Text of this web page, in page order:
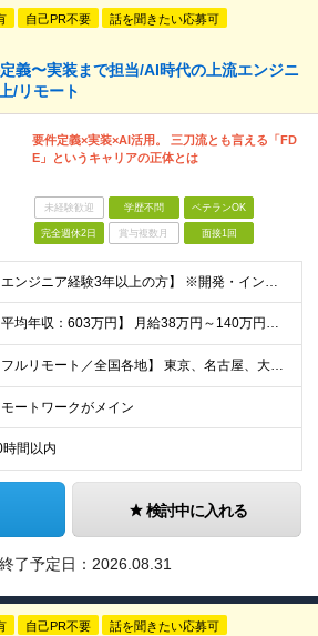
自己PR不要 話を聞きたい応募可
義〜実装まで担当/AI時代の上流エンジニ
/リモート
要件定義×実装×AI活用。 三刀流とも言える「FD
E」というキャリアの正体とは
未経験歓迎 学歴不問 ベテランOK
完全週休2日 賞与複数月 面接1回
【エンジニア経験3年以上の方】 ※開発・インフラ・工程・言語一切不問 ※文理・学歴不問 【歓迎条件】 ◆Python実務経験がある方 ◆LLM・生成AIを使った開発経験がある方 ◆要件定義・顧客折衝
【平均年収：603万円】 月給38万円～140万円＋諸手当（経験者） 【平均年収603万円】 ※案件の契約内容や昇給額などはすべて開示します。 ※経験や能力を考慮し決定します。 ※月給には固定残業
【フルリモート／全国各地】 東京、名古屋、大阪、福岡を中心とした全国のプロジェクトにアサイン。 ※プロジェクトは完全選択制です。 ※フルリモート、ハイブリッド型、常駐案件から自由に選択可能です。 ※転
モートワークがメイン
時間以内
検討中に入れる
了予定日： 2026.08.31
自己PR不要 話を聞きたい応募可